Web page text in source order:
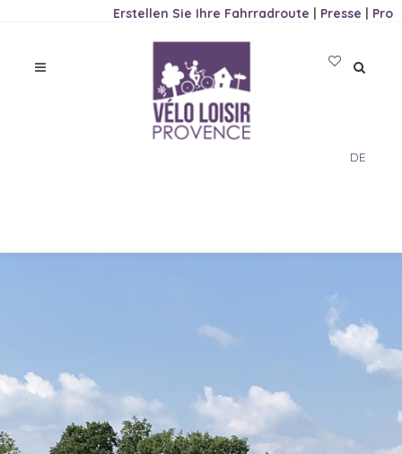
Erstellen Sie Ihre Fahrradroute | Presse | Pro
DE